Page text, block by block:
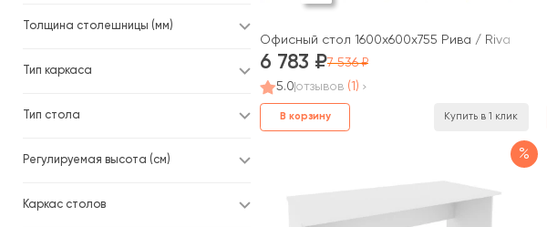
Толщина столешницы (мм)
Тип каркаса
Тип стола
Регулируемая высота (см)
Каркас столов
Офисный стол 1600x600x755 Рива / Riva
6 783
7 536
5.0отзывов (1)
В корзину Купить в 1 клик
%